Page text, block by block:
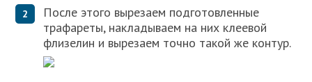
После этого вырезаем подготовленные
трафареты, накладываем на них клеевой
флизелин и вырезаем точно такой же контур.